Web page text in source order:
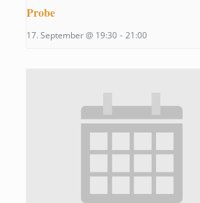
Probe
17. September @ 19:30 - 21:00